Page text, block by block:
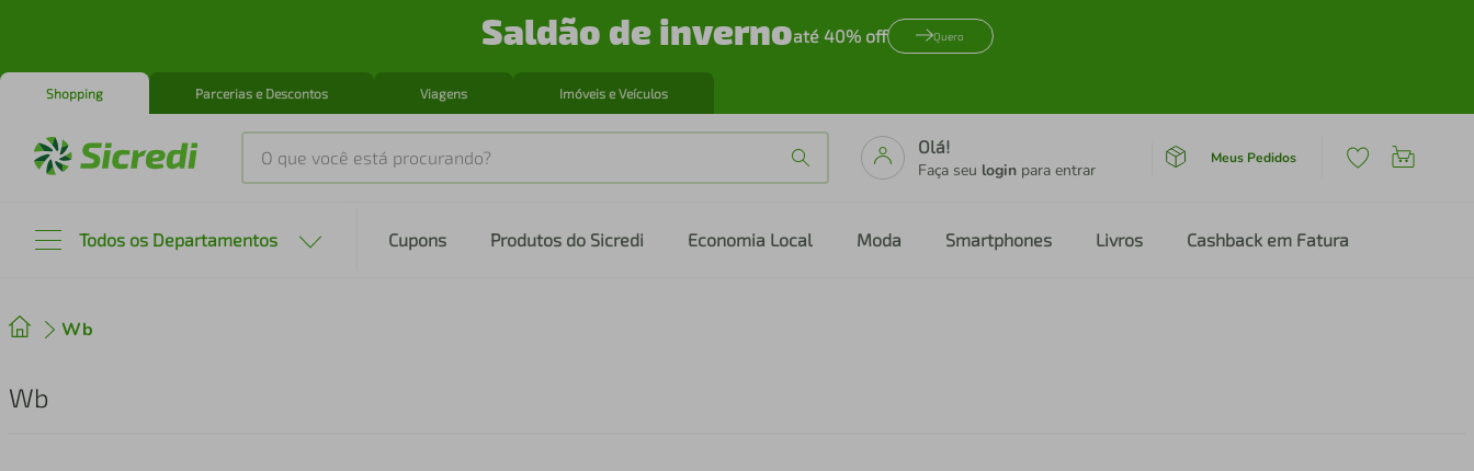
Saldão de invernoaté 40% off Quero
Shopping Parcerias e Descontos Viagens Imóveis e Veículos
O que você está procurando?
Olá!
Faça seu login para entrar
Meus Pedidos
Todos os Departamentos Cupons Produtos do Sicredi Economia Local Moda Smartphones Livros Cashback em Fatura
Wb
Wb